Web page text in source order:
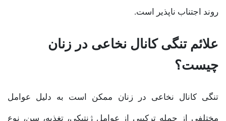
روند اجتناب ناپذیر است.
علائم تنگی کانال نخاعی در زنان
چیست؟
تنگی کانال نخاعی در زنان ممکن است به دلیل عوامل
مختلفی از جمله ترکیبی از عوامل ژنتیکی، تغذیه، سن، نوع